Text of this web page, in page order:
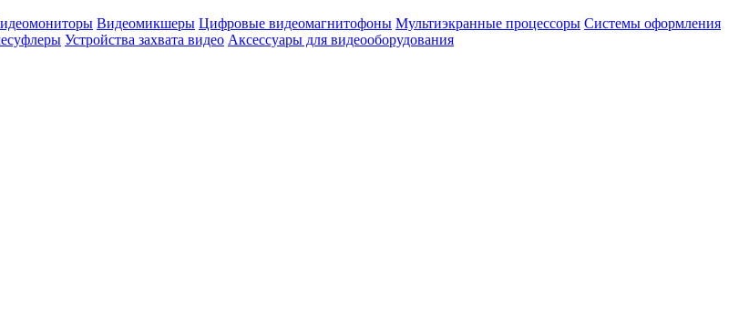
Видеомикшеры Цифровые видеомагнитофоны Мультиэкранные процессоры Системы оформления
Устройства захвата видео Аксессуары для видеооборудования